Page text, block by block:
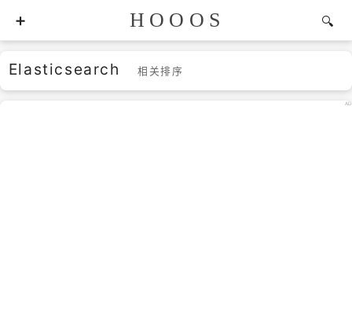
HOOOS
Elasticsearch 相关排序